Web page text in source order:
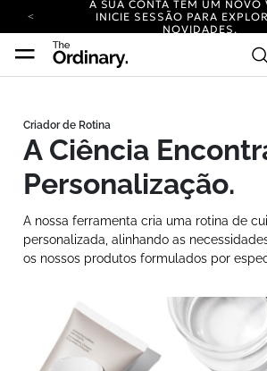
A SUA CONTA TEM UM NOVO
INICIE SESSÃO PARA
NOVIDADES.
ENVIO GRATUITO PARA
SUPERIORES A 25 EUR
ENVIO NEUTRO EM CARBONO
ENVIO GRATUITO PARA
SUPERIORES A 25 EUR
ENVIO NEUTRO EM CARBONO EM
ENCOMENDAS.
sessão
A Ciência
Personalização.
A nossa ferramenta cria uma rotina de
personalizada, alinhando as
os nossos produtos formulados por